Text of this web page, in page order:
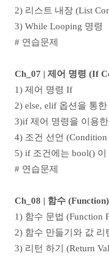
2) 리스트 내장 (List
3) While Looping 명령
# 연습문제
Ch_07 | 제어 명령 (If
1) 제어 명령 If
2) else, elif 옵션을 통
3)if 제어 명령을 이용한
4) 조건 선언 (Condition
5) if 조건에는 bool() 이
# 연습문제
Ch_08 | 함수 (Function)
1) 함수 문법 (Function
2) 함수 만들기와 값 리
3) 리턴 하기 (Return